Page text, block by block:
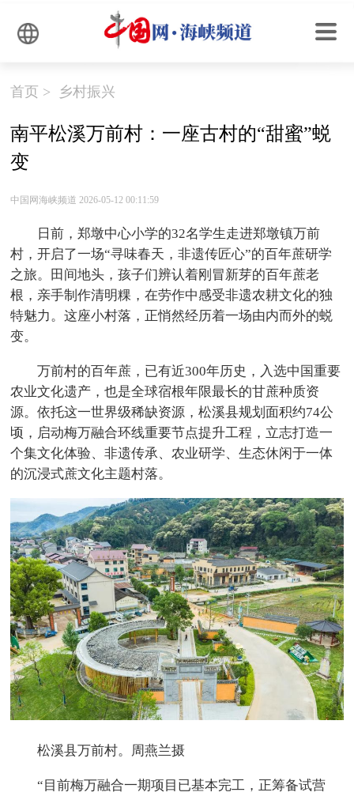
首页 > 乡村振兴
南平松溪万前村：一座古村的“甜蜜”蜕
变
中国网海峡频道 2026-05-12 00:11:59
日前，郑墩中心小学的32名学生走进郑墩镇万前
村，开启了一场“寻味春天，非遗传匠心”的百年蔗研学
之旅。田间地头，孩子们辨认着刚冒新芽的百年蔗老
根，亲手制作清明粿，在劳作中感受非遗农耕文化的独
特魅力。这座小村落，正悄然经历着一场由内而外的蜕
变。
万前村的百年蔗，已有近300年历史，入选中国重要
农业文化遗产，也是全球宿根年限最长的甘蔗种质资
源。依托这一世界级稀缺资源，松溪县规划面积约74公
顷，启动梅万融合环线重要节点提升工程，立志打造一
个集文化体验、非遗传承、农业研学、生态休闲于一体
的沉浸式蔗文化主题村落。
松溪县万前村。周燕兰摄
“目前梅万融合一期项目已基本完工，正筹备试营